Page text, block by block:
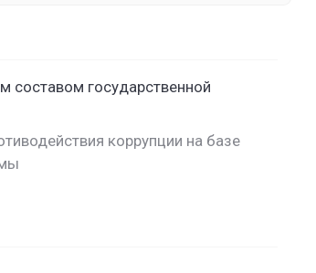
составом государственной
коррупции на базе